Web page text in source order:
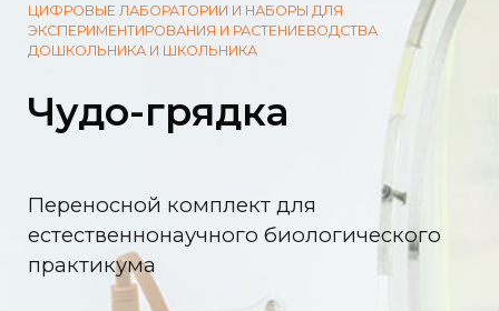
ЦИФРОВЫЕ ЛАБОРАТОРИИ И НАБОРЫ ДЛЯ
ЭКСПЕРИМЕНТИРОВАНИЯ И РАСТЕНИЕВОДСТВА
ДОШКОЛЬНИКА И ШКОЛЬНИКА
Чудо-грядка
Переносной комплект для
естественнонаучного биологического
практикума